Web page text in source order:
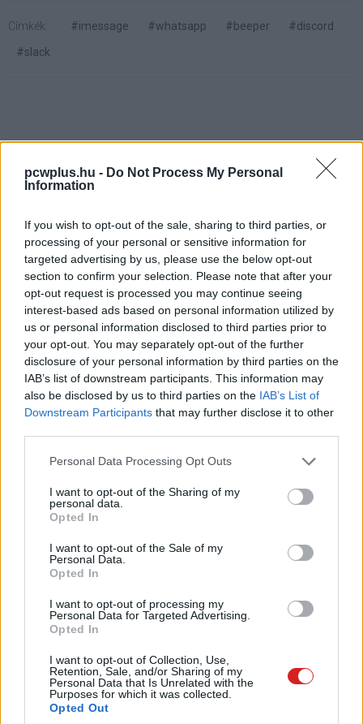
pcwplus.hu - Do Not Process My Personal
Information
If you wish to opt-out of the sale, sharing to third parties, or
processing of your personal or sensitive information for
targeted advertising by us, please use the below opt-out
section to confirm your selection. Please note that after your
opt-out request is processed you may continue seeing
interest-based ads based on personal information utilized by
us or personal information disclosed to third parties prior to
your opt-out. You may separately opt-out of the further
disclosure of your personal information by third parties on the
IAB’s list of downstream participants. This information may
also be disclosed by us to third parties on the IAB’s List of
Downstream Participants that may further disclose it to other
Please note that this website/app uses one or more Google
not limited to your visit or usage behaviour. You may click to
grant or deny consent to Google and its third-party tags to
use your data for below specified purposes in below Google
consent section.
Personal Data Processing Opt Outs
I want to opt-out of the Sharing of my
personal data.
Opted In
I want to opt-out of the Sale of my
Personal Data.
Opted In
I want to opt-out of processing my
Personal Data for Targeted Advertising.
Opted In
I want to opt-out of Collection, Use,
Retention, Sale, and/or Sharing of my
Personal Data that Is Unrelated with the
Purposes for which it was collected.
Opted Out
Címkék: #imessage #whatsapp #beeper
#discord
#slack
Sebességet vált a Samsung:
jönnek a 90 Hz-es OLED
laptopkijelzők
Kedvencekhez
Horváth László|2021 január 22. 15:59
A dél-koreai gyártó bejelentése alapján
hamarosan akár gaming notebookokban is
találkozhatunk az új OLED-generációval
fejlődésnek indulhat az OLED kijelzőtechnológia
képmegjelenítési sebessége. A
közleménye szerint tavasztól készen állnak a 90 Hz-es
képfrissítésű panelek szállítására, és első körben 14"-es
méretben készítenek kijelzőket az érdeklődő OEM-
gyártóknak.
A "90-es" szám első hallásra kiábrándító lehet, ám
érdemes figyelembe venni a hagyományos LCD és az
OLED közötti technológiai különbségeket. Utóbbi még
manapság is ritkának számít a PC-s piacon, a laptopok
esetében szinte kizárólag nagyteljesítményű és